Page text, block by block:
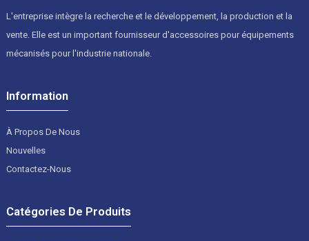
L'entreprise intègre la recherche et le développement, la production et la
vente. Elle est un important fournisseur d'accessoires pour équipements
mécanisés pour l'industrie nationale.
Information
À Propos De Nous
Nouvelles
Contactez-Nous
Catégories De Produits